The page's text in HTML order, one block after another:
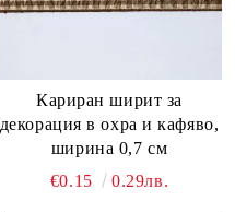
Кариран ширит за
декорация в охра и кафяво,
ширина 0,7 см
€0.15
0.29лв.